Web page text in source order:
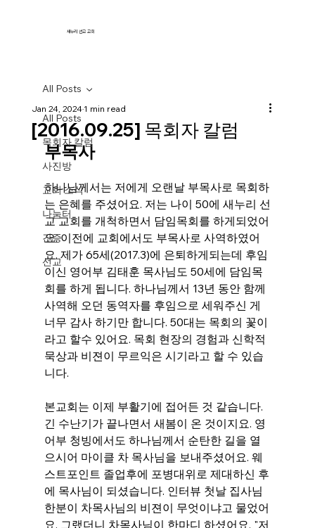
새누리 선교 교회
All Posts
목회자 칼럼
사진방
교회 소식
나눔터
간증
선교
All Posts
[2016.09.25] 목회자 칼럼
Jan 24, 20241 min read
부목사
하나님께서는 저에게 오랜날 부목사로 목회하
는 은혜를 주셨어요. 저는 나이 50에 새누리 선
교 교회를 개척하면서 담임목회를 하게되었어
요. 이전에 교회에서도 부목사로 사역하였어
요. 제가 65세(2017.3)에 은퇴하게되는데 후임
이신 영어부 김태훈 목사님도 50세에 담임목
회를 하게 됩니다. 하나님께서 13년 동안 함께
사역해 오던 동역자를 후임으로 세워주신 게
너무 감사 하기만 합니다. 50대는 목회의 꽃이
라고 할수 있어요. 목회 현장의 경험과 신학적
묵상과 비젼이 무르익은 시기라고 할 수 있습
니다.
본교회는 이제 부활기에 접어든 것 같습니다.
긴 수난기가 끝나면서 새봄이 온 것이지요. 영
어부 청빙에서도 하나님께서 순탄한 길을 열
으시어 마이클 차 목사님을 보내주셨어요. 웨
스트포인트 졸업후에 포병대위로 제대하신 후
에 목사님이 되셨습니다. 인터뷰 첫날 집사님
한분이 차목사님의 비젼이 무엇이냐고 물었어
요. 그랬더니 차목사님이 한마디 하셨어요. "저